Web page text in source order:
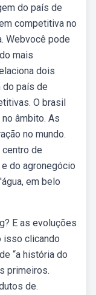
do país de
competitiva no
Webvocê pode
mais
dois
do país de
O brasil
âmbito. As
no mundo.
de
do agronegócio
em belo
E as evoluções
isso clicando
“a história do
primeiros.
de.